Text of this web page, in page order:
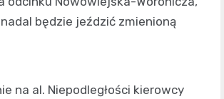
będzie jeździć zmienioną
na al. Niepodległości kierowcy